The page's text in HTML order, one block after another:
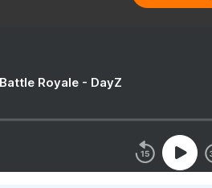
Royale - DayZ